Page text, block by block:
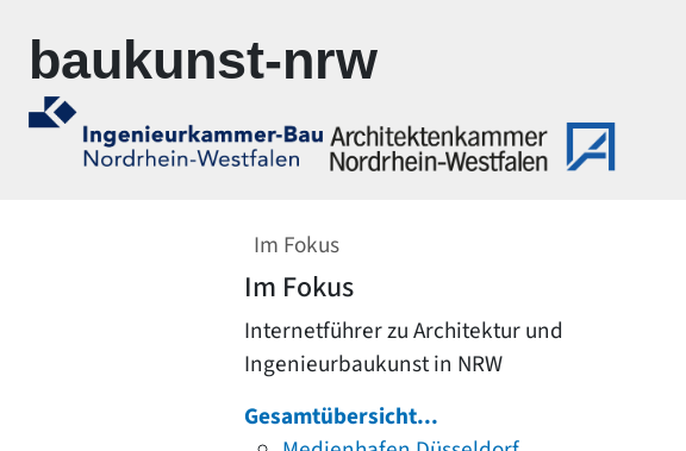
baukunst-nrw
Im Fokus
Im Fokus
Internetführer zu Architektur und
Ingenieurbaukunst in NRW
Gesamtübersicht...